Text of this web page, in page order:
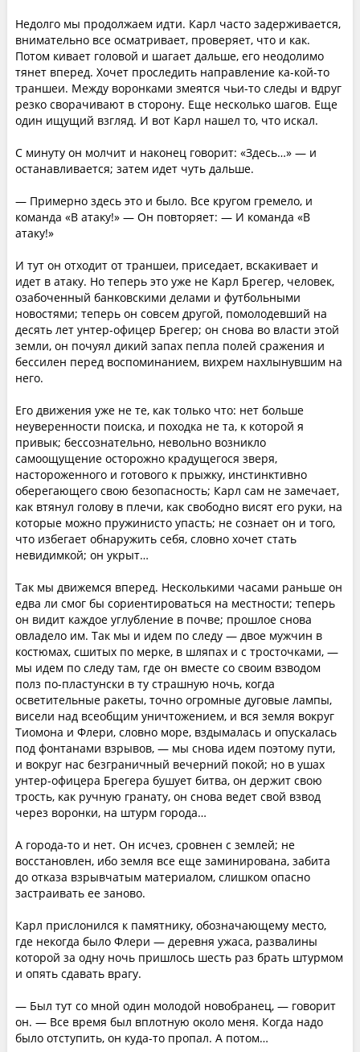
Недолго мы продолжаем идти. Карл часто задерживается,
внимательно все осматривает, проверяет, что и как.
Потом кивает головой и шагает дальше, его неодолимо
тянет вперед. Хочет проследить направление ка-кой-то
траншеи. Между воронками змеятся чьи-то следы и вдруг
резко сворачивают в сторону. Еще несколько шагов. Еще
один ищущий взгляд. И вот Карл нашел то, что искал.
С минуту он молчит и наконец говорит: «Здесь…» — и
останавливается; затем идет чуть дальше.
— Примерно здесь это и было. Все кругом гремело, и
команда «В атаку!» — Он повторяет: — И команда «В
атаку!»
И тут он отходит от траншеи, приседает, вскакивает и
идет в атаку. Но теперь это уже не Карл Брегер, человек,
озабоченный банковскими делами и футбольными
новостями; теперь он совсем другой, помолодевший на
десять лет унтер-офицер Брегер; он снова во власти этой
земли, он почуял дикий запах пепла полей сражения и
бессилен перед воспоминанием, вихрем нахлынувшим на
него.
Его движения уже не те, как только что: нет больше
неуверенности поиска, и походка не та, к которой я
привык; бессознательно, невольно возникло
самоощущение осторожно крадущегося зверя,
настороженного и готового к прыжку, инстинктивно
оберегающего свою безопасность; Карл сам не замечает,
как втянул голову в плечи, как свободно висят его руки, на
которые можно пружинисто упасть; не сознает он и того,
что избегает обнаружить себя, словно хочет стать
невидимкой; он укрыт…
Так мы движемся вперед. Несколькими часами раньше он
едва ли смог бы сориентироваться на местности; теперь
он видит каждое углубление в почве; прошлое снова
овладело им. Так мы и идем по следу — двое мужчин в
костюмах, сшитых по мерке, в шляпах и с тросточками, —
мы идем по следу там, где он вместе со своим взводом
полз по-пластунски в ту страшную ночь, когда
осветительные ракеты, точно огромные дуговые лампы,
висели над всеобщим уничтожением, и вся земля вокруг
Тиомона и Флери, словно море, вздымалась и опускалась
под фонтанами взрывов, — мы снова идем поэтому пути,
и вокруг нас безграничный вечерний покой; но в ушах
унтер-офицера Брегера бушует битва, он держит свою
трость, как ручную гранату, он снова ведет свой взвод
через воронки, на штурм города…
А города-то и нет. Он исчез, сровнен с землей; не
восстановлен, ибо земля все еще заминирована, забита
до отказа взрывчатым материалом, слишком опасно
застраивать ее заново.
Карл прислонился к памятнику, обозначающему место,
где некогда было Флери — деревня ужаса, развалины
которой за одну ночь пришлось шесть раз брать штурмом
и опять сдавать врагу.
— Был тут со мной один молодой новобранец, — говорит
он. — Все время был вплотную около меня. Когда надо
было отступить, он куда-то пропал. А потом…